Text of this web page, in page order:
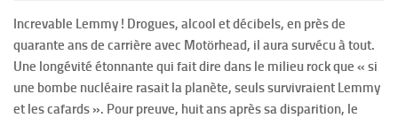
Increvable Lemmy ! Drogues, alcool et décibels, en près de
quarante ans de carrière avec Motörhead, il aura survécu à tout.
Une longévité étonnante qui fait dire dans le milieu rock que « si
une bombe nucléaire rasait la planète, seuls survivraient Lemmy
et les cafards ». Pour preuve, huit ans après sa disparition, le